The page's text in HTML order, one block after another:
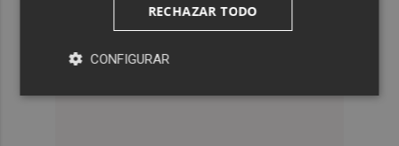
RECHAZAR TODO
CONFIGURAR